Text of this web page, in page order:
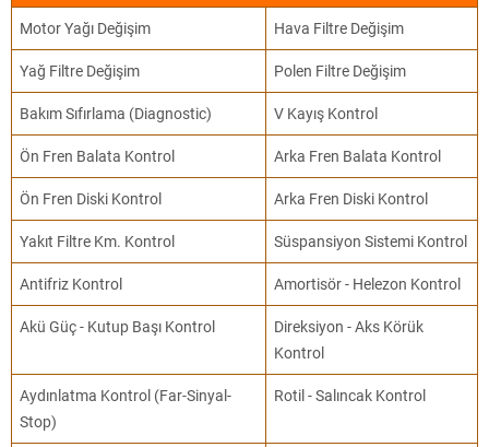
Motor Yağı Değişim Hava Filtre Değişim
Yağ Filtre Değişim Polen Filtre Değişim
Bakım Sıfırlama (Diagnostic) V Kayış Kontrol
Ön Fren Balata Kontrol Arka Fren Balata Kontrol
Ön Fren Diski Kontrol Arka Fren Diski Kontrol
Yakıt Filtre Km. Kontrol Süspansiyon Sistemi Kontrol
Antifriz Kontrol Amortisör - Helezon Kontrol
Akü Güç - Kutup Başı Kontrol
Direksiyon - Aks Körük
Kontrol
Aydınlatma Kontrol (Far-Sinyal-
Stop)
Rotil - Salıncak Kontrol